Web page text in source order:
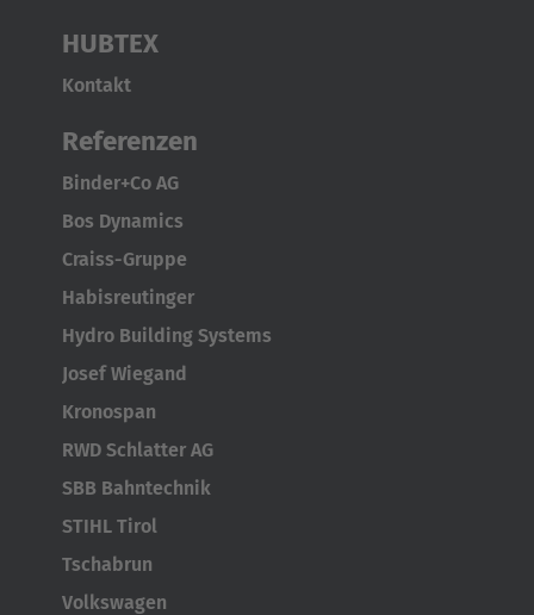
HUBTEX
Kontakt
Referenzen
Binder+Co AG
Bos Dynamics
Craiss-Gruppe
Habisreutinger
Hydro Building Systems
Josef Wiegand
Kronospan
RWD Schlatter AG
SBB Bahntechnik
STIHL Tirol
Tschabrun
Volkswagen